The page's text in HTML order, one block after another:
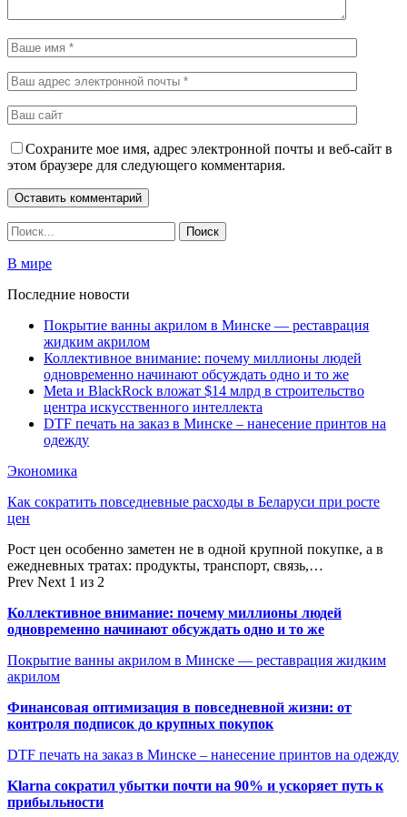
Сохраните мое имя, адрес электронной почты и веб-сайт в
этом браузере для следующего комментария.
В мире
Последние новости
Покрытие ванны акрилом в Минске — реставрация
жидким акрилом
Коллективное внимание: почему миллионы людей
одновременно начинают обсуждать одно и то же
Meta и BlackRock вложат $14 млрд в строительство
центра искусственного интеллекта
DTF печать на заказ в Минске – нанесение принтов на
одежду
Экономика
Как сократить повседневные расходы в Беларуси при росте
цен
Рост цен особенно заметен не в одной крупной покупке, а в
ежедневных тратах: продукты, транспорт, связь,…
Prev Next 1 из 2
Коллективное внимание: почему миллионы людей
одновременно начинают обсуждать одно и то же
Покрытие ванны акрилом в Минске — реставрация жидким
акрилом
Финансовая оптимизация в повседневной жизни: от
контроля подписок до крупных покупок
DTF печать на заказ в Минске – нанесение принтов на одежду
Klarna сократил убытки почти на 90% и ускоряет путь к
прибыльности